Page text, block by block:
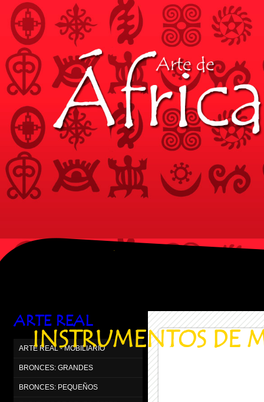
INSTRUMENTOS DE
ARTE REAL
ARTE REAL - MOBILIARIO
BRONCES: GRANDES
BRONCES: PEQUEÑOS